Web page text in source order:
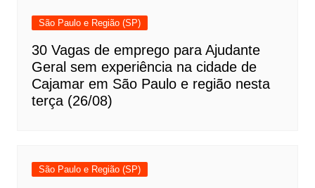
São Paulo e Região (SP)
30 Vagas de emprego para Ajudante
Geral sem experiência na cidade de
Cajamar em São Paulo e região nesta
terça (26/08)
São Paulo e Região (SP)